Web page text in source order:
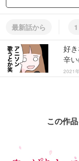
最新話から
好
辛
2021
この作